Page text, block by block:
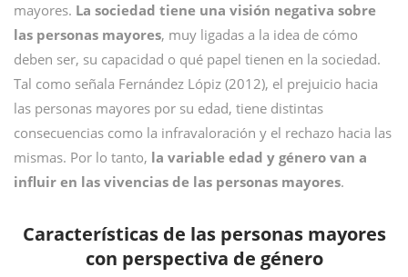
mayores. La sociedad tiene una visión negativa sobre
las personas mayores, muy ligadas a la idea de cómo
deben ser, su capacidad o qué papel tienen en la sociedad.
Tal como señala Fernández Lópiz (2012), el prejuicio hacia
las personas mayores por su edad, tiene distintas
consecuencias como la infravaloración y el rechazo hacia las
mismas. Por lo tanto, la variable edad y género van a
influir en las vivencias de las personas mayores.
Características de las personas mayores
con perspectiva de género